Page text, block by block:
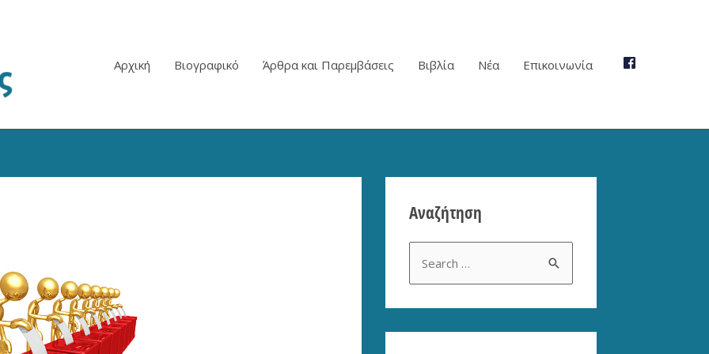
Αρχική Βιογραφικό Άρθρα και Παρεμβάσεις Βιβλία Νέα Επικοινωνία
Αναζήτηση